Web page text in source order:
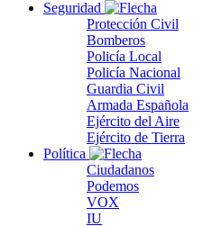
Seguridad
Protección Civil
Bomberos
Policía Local
Policía Nacional
Guardia Civil
Armada Española
Ejército del Aire
Ejército de Tierra
Política
Ciudadanos
Podemos
VOX
IU